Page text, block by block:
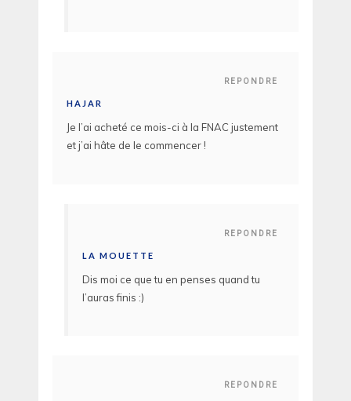
REPONDRE
HAJAR
Je l’ai acheté ce mois-ci à la FNAC justement
et j’ai hâte de le commencer !
REPONDRE
LA MOUETTE
Dis moi ce que tu en penses quand tu
l’auras finis :)
REPONDRE